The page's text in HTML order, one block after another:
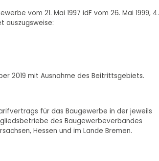
vom 21. Mai 1997 idF vom 26. Mai 1999, 4.
auszugsweise:
2019 mit Ausnahme des Beitrittsgebiets.
für das Baugewerbe in der jeweils
des Baugewerbeverbandes
Hessen und im Lande Bremen.